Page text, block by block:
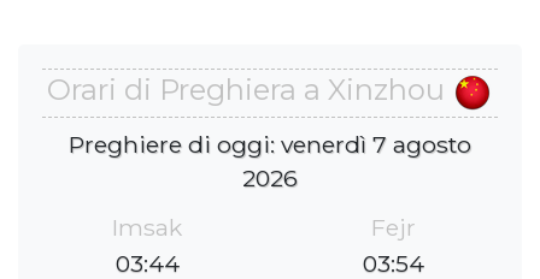
Orari di Preghiera a Xinzhou
Preghiere di oggi: venerdì 7 agosto
2026
Imsak
03:44
Fejr
03:54